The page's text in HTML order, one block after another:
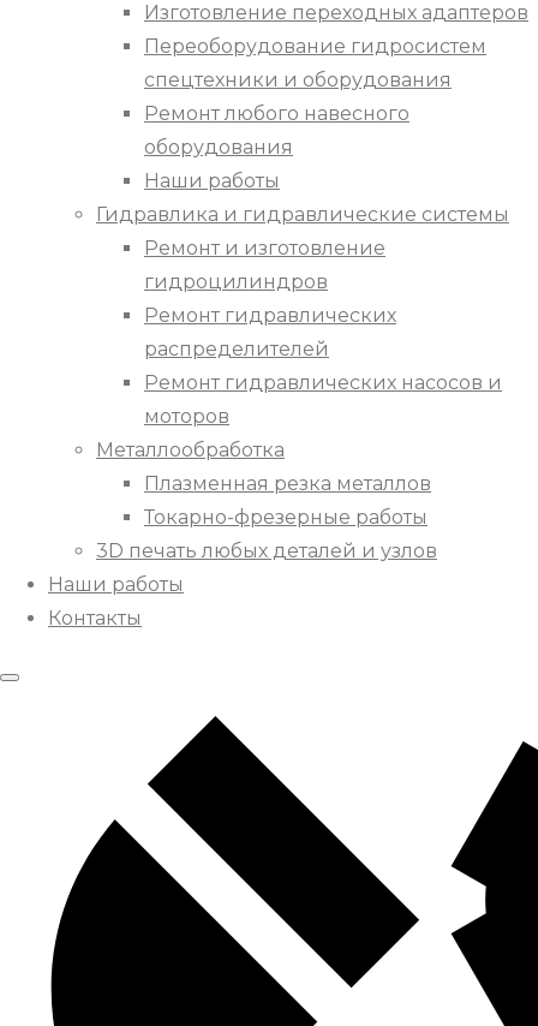
Изготовление переходных адаптеров
Переоборудование гидросистем
спецтехники и оборудования
Ремонт любого навесного
оборудования
Наши работы
Гидравлика и гидравлические системы
Ремонт и изготовление
гидроцилиндров
Ремонт гидравлических
распределителей
Ремонт гидравлических насосов и
моторов
Металлообработка
Плазменная резка металлов
Токарно-фрезерные работы
3D печать любых деталей и узлов
Наши работы
Контакты